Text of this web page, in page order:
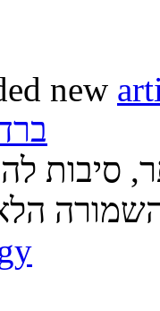
new
סיבות